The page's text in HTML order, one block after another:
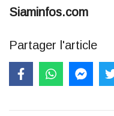
Siaminfos.com
Partager l'article